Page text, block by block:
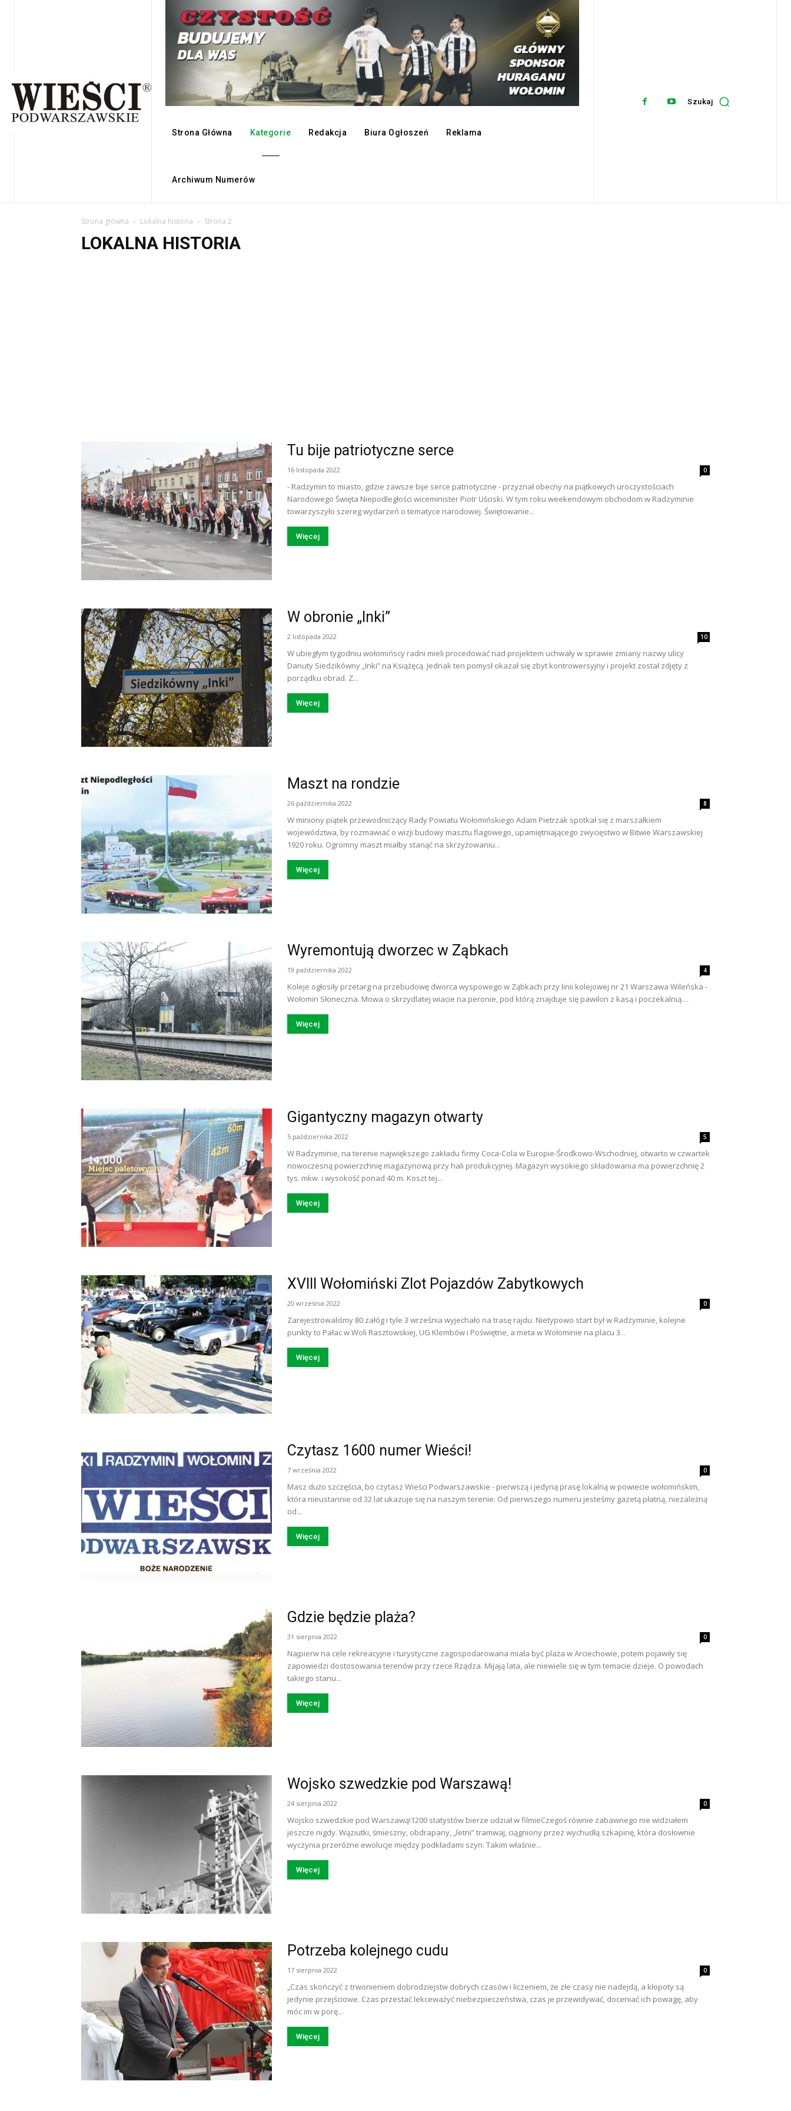
Strona Główna Kategorie Redakcja Biura Ogłoszeń Reklama
Archiwum Numerów
Szukaj
Strona główna Lokalna historia Strona 2
LOKALNA HISTORIA
Tu bije patriotyczne serce
16 listopada 2022 0
- Radzymin to miasto, gdzie zawsze bije serce patriotyczne - przyznał obecny na piątkowych uroczystościach
Narodowego Święta Niepodległości wiceminister Piotr Uściski. W tym roku weekendowym obchodom w Radzyminie
towarzyszyło szereg wydarzeń o tematyce narodowej. Świętowanie...
Więcej
W obronie „Inki”
2 listopada 2022 10
W ubiegłym tygodniu wołomińscy radni mieli procedować nad projektem uchwały w sprawie zmiany nazwy ulicy
Danuty Siedzikówny „Inki” na Książęcą. Jednak ten pomysł okazał się zbyt kontrowersyjny i projekt został zdjęty z
porządku obrad. Z...
Więcej
Maszt na rondzie
26 października 2022 8
W miniony piątek przewodniczący Rady Powiatu Wołomińskiego Adam Pietrzak spotkał się z marszałkiem
województwa, by rozmawiać o wizji budowy masztu flagowego, upamiętniającego zwycięstwo w Bitwie Warszawskiej
1920 roku. Ogromny maszt miałby stanąć na skrzyżowaniu...
Więcej
Wyremontują dworzec w Ząbkach
19 października 2022 4
Koleje ogłosiły przetarg na przebudowę dworca wyspowego w Ząbkach przy linii kolejowej nr 21 Warszawa Wileńska -
Wołomin Słoneczna. Mowa o skrzydlatej wiacie na peronie, pod którą znajduje się pawilon z kasą i poczekalnią....
Więcej
Gigantyczny magazyn otwarty
5 października 2022 5
W Radzyminie, na terenie największego zakładu firmy Coca-Cola w Europie-Środkowo-Wschodniej, otwarto w czwartek
nowoczesną powierzchnię magazynową przy hali produkcyjnej. Magazyn wysokiego składowania ma powierzchnię 2
tys. mkw. i wysokość ponad 40 m. Koszt tej...
Więcej
XVIII Wołomiński Zlot Pojazdów Zabytkowych
20 września 2022 0
Zarejestrowaliśmy 80 załóg i tyle 3 września wyjechało na trasę rajdu. Nietypowo start był w Radzyminie, kolejne
punkty to Pałac w Woli Rasztowskiej, UG Klembów i Poświętne, a meta w Wołominie na placu 3...
Więcej
Czytasz 1600 numer Wieści!
7 września 2022 0
Masz dużo szczęścia, bo czytasz Wieści Podwarszawskie - pierwszą i jedyną prasę lokalną w powiecie wołomińskim,
która nieustannie od 32 lat ukazuje się na naszym terenie. Od pierwszego numeru jesteśmy gazetą płatną, niezależną
od...
Więcej
Gdzie będzie plaża?
31 sierpnia 2022 0
Najpierw na cele rekreacyjne i turystyczne zagospodarowana miała być plaża w Arciechowie, potem pojawiły się
zapowiedzi dostosowania terenów przy rzece Rządza. Mijają lata, ale niewiele się w tym temacie dzieje. O powodach
takiego stanu...
Więcej
Wojsko szwedzkie pod Warszawą!
24 sierpnia 2022 0
Wojsko szwedzkie pod Warszawą!1200 statystów bierze udział w filmieCzegoś równie zabawnego nie widziałem
jeszcze nigdy. Wąziutki, śmieszny, obdrapany, „letni” tramwaj, ciągniony przez wychudłą szkapinę, która dosłownie
wyczynia przeróżne ewolucje między podkładami szyn. Takim właśnie...
Więcej
Potrzeba kolejnego cudu
17 sierpnia 2022 0
„Czas skończyć z trwonieniem dobrodziejstw dobrych czasów i liczeniem, że złe czasy nie nadejdą, a kłopoty są
jedynie przejściowe. Czas przestać lekceważyć niebezpieczeństwa, czas je przewidywać, doceniać ich powagę, aby
móc im w porę...
Więcej